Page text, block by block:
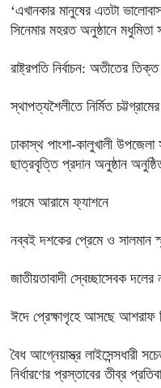
‘এখানকার মানুষের এতটা
সিনেমার মহরত অনুষ্ঠানে মধুমিতা
রাষ্ট্রপতি নির্বাচন: অতীতের
স্থাপত্যশৈলীতে নির্মিত
ঢাকাস্থ পাংশা-কালুখালী
ছাত্রবৃত্তি প্রদান অনুষ্ঠান
গরমে আরামে ফ্যাশনে
নব্বই দশকের প্রেমে ও সালমান
জাতীয়তাবাদী স্বেচ্ছাসেবক
ঈদে প্রেক্ষাগৃহে আসছে আশরাফ
বৈধ আগ্নেয়াস্ত্র লাইসেন্সধারী
নির্ধারণের প্রস্তাবের তীব্র